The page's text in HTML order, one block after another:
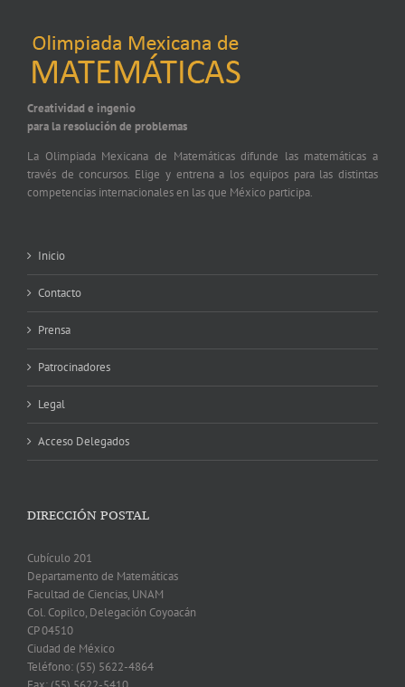
Creatividad e ingenio
para la resolución de problemas
La Olimpiada Mexicana de Matemáticas difunde las matemáticas a
través de concursos. Elige y entrena a los equipos para las distintas
competencias internacionales en las que México participa.
Inicio
Contacto
Prensa
Patrocinadores
Legal
Acceso Delegados
DIRECCIÓN POSTAL
Cubículo 201
Departamento de Matemáticas
Facultad de Ciencias, UNAM
Col. Copilco, Delegación Coyoacán
CP 04510
Ciudad de México
Teléfono: (55) 5622-4864